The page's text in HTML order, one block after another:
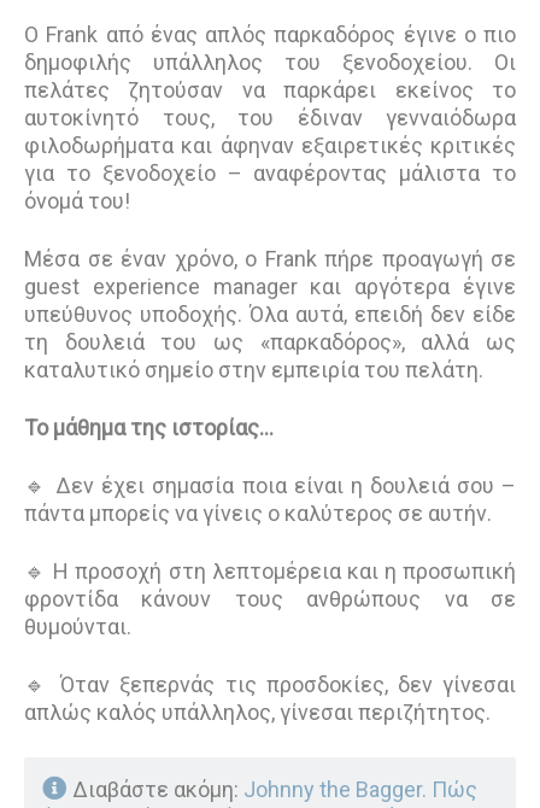
Ο Frank από ένας απλός παρκαδόρος έγινε ο πιο
δημοφιλής υπάλληλος του ξενοδοχείου. Οι
πελάτες ζητούσαν να παρκάρει εκείνος το
αυτοκίνητό τους, του έδιναν γενναιόδωρα
φιλοδωρήματα και άφηναν εξαιρετικές κριτικές
για το ξενοδοχείο – αναφέροντας μάλιστα το
όνομά του!
Μέσα σε έναν χρόνο, ο Frank πήρε προαγωγή σε
guest experience manager και αργότερα έγινε
υπεύθυνος υποδοχής. Όλα αυτά, επειδή δεν είδε
τη δουλειά του ως «παρκαδόρος», αλλά ως
καταλυτικό σημείο στην εμπειρία του πελάτη.
Το μάθημα της ιστορίας...
🔹 Δεν έχει σημασία ποια είναι η δουλειά σου –
πάντα μπορείς να γίνεις ο καλύτερος σε αυτήν.
🔹 Η προσοχή στη λεπτομέρεια και η προσωπική
φροντίδα κάνουν τους ανθρώπους να σε
θυμούνται.
🔹 Όταν ξεπερνάς τις προσδοκίες, δεν γίνεσαι
απλώς καλός υπάλληλος, γίνεσαι περιζήτητος.
Διαβάστε ακόμη: Johnny the Bagger. Πώς